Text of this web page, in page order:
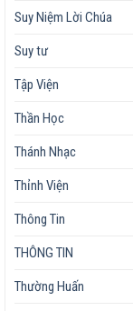
Suy Niệm Lời Chúa
Suy tư
Tập Viện
Thần Học
Thánh Nhạc
Thỉnh Viện
Thông Tin
THÔNG TIN
Thường Huấn